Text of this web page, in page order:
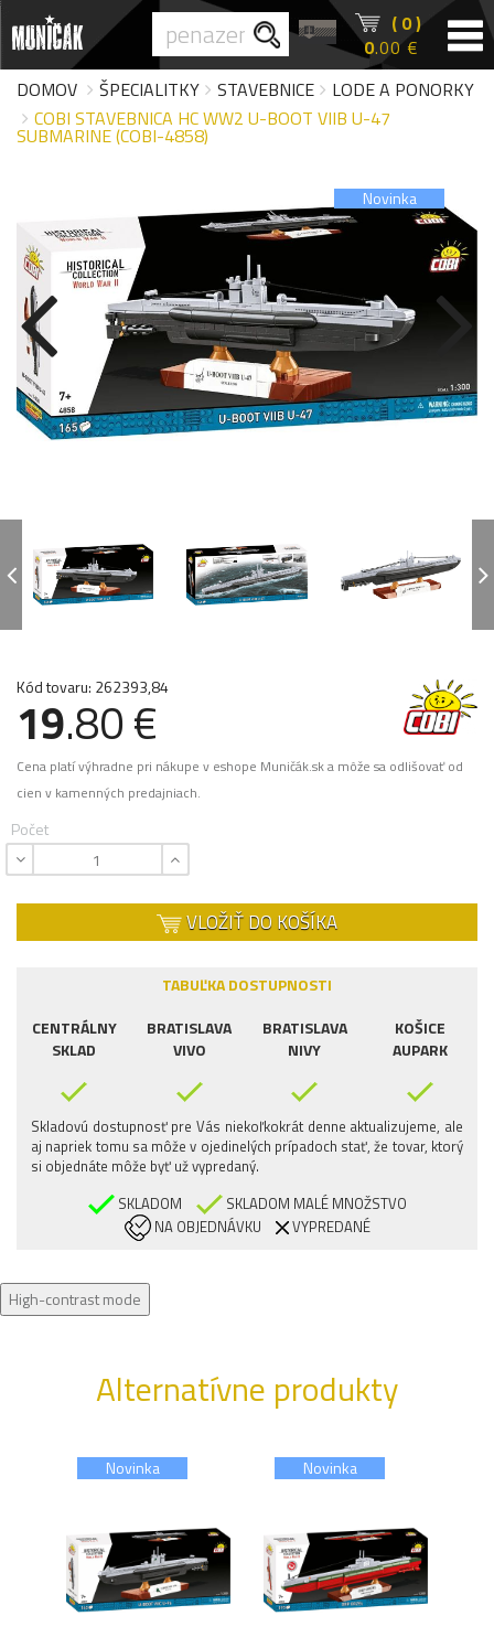
( 0 )
0.00 €
DOMOV
ŠPECIALITKY STAVEBNICE
LODE A PONORKY
COBI STAVEBNICA HC WW2 U-BOOT VIIB U-47
SUBMARINE (COBI-4858)
Novinka
Kód tovaru: 262393,84
19.80 €
Cena platí výhradne pri nákupe v eshope Muničák.sk a môže sa odlišovať od
cien v kamenných predajniach.
Počet
VLOŽIŤ DO KOŠÍKA
TABUĽKA DOSTUPNOSTI
CENTRÁLNY
SKLAD
BRATISLAVA
VIVO
BRATISLAVA
NIVY
KOŠICE
AUPARK
Skladovú dostupnosť pre Vás niekoľkokrát denne aktualizujeme, ale
aj napriek tomu sa môže v ojedinelých prípadoch stať, že tovar, ktorý
si objednáte môže byť už vypredaný.
SKLADOM
SKLADOM MALÉ MNOŽSTVO
NA OBJEDNÁVKU
VYPREDANÉ
High-contrast mode
Alternatívne produkty
Novinka Novinka